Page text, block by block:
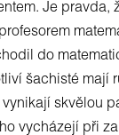
Je pravda,
do
šachisté mají
skvělou
vycházejí při